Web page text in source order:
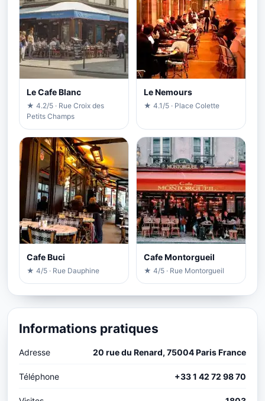
Le Cafe Blanc
★ 4.2/5 · Rue Croix des
Petits Champs
Le Nemours
★ 4.1/5 · Place Colette
Cafe Buci
★ 4/5 · Rue Dauphine
Cafe Montorgueil
★ 4/5 · Rue Montorgueil
Informations pratiques
Adresse 20 rue du Renard, 75004 Paris France
Téléphone +33 1 42 72 98 70